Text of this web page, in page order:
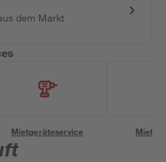
dem Markt
Mietgeräteservice